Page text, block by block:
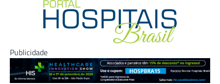
Publicidade